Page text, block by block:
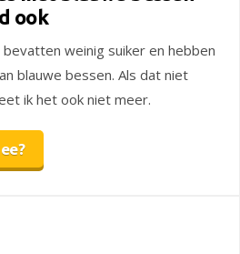
ook
weinig suiker en hebben
blauwe bessen. Als dat niet
ik het ook niet meer.